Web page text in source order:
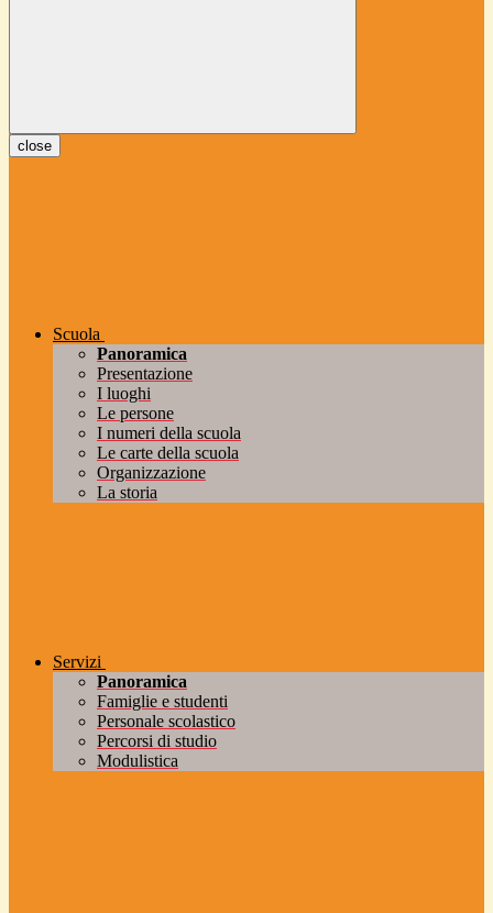
close
Scuola
Panoramica
Presentazione
I luoghi
Le persone
I numeri della scuola
Le carte della scuola
Organizzazione
La storia
Servizi
Panoramica
Famiglie e studenti
Personale scolastico
Percorsi di studio
Modulistica